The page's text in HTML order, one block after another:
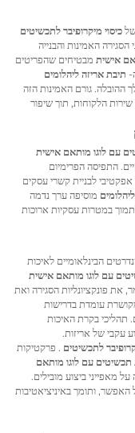
כיסוי מיקרופיבר לתכשיטים
האמינות והבנייה
אישית מבטיחים שהפריטים
תיבת אריזה ליהלומים
ההובלה. גורם האמינות הזה
הלקוחות, תוך שיפור
עם לוגו מותאם אישית
התפיסה הפרימיום
אפקטיבי לבניית קשרי עסקים
מוסיפה ערך נדמה
במטרות עסקיות ארוכות
הבינלאומיים לאיכות
עם לוגו מותאם אישית
פונקציונליות הסגירה ואת
עומדת בדרישות
תהליכי בקרת האיכות
עקבי של אריזות.
לתכשיטים . פרקטיקות
עם לוגו מותאם
מאפייני ביצוע מובילים.
האפשר, ותומך באיניציאטיבות